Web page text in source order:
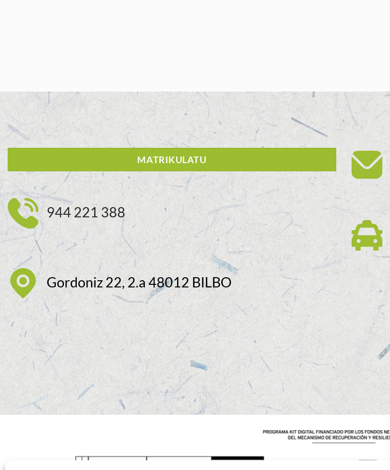
MATRIKULATU
944 221 388
Gordoniz 22, 2.a 48012 BILBO